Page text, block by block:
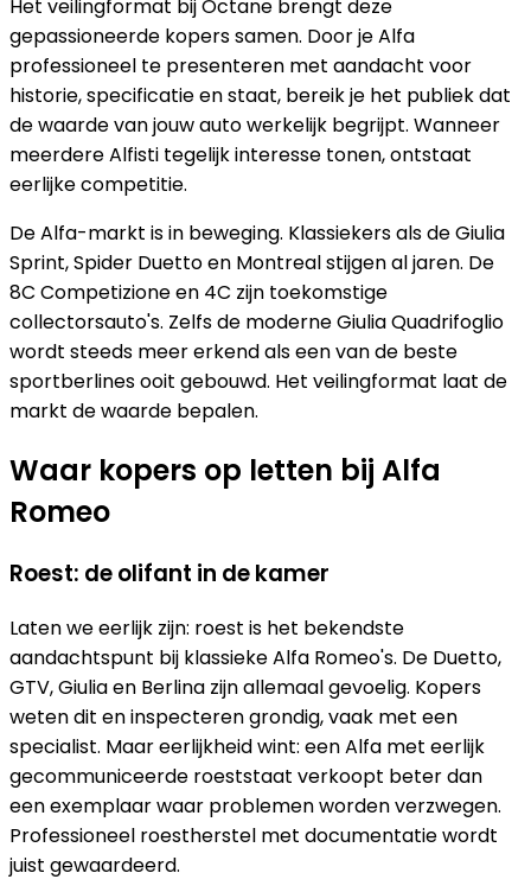
Het veilingformat bij Octane brengt deze
gepassioneerde kopers samen. Door je Alfa
professioneel te presenteren met aandacht voor
historie, specificatie en staat, bereik je het publiek dat
de waarde van jouw auto werkelijk begrijpt. Wanneer
meerdere Alfisti tegelijk interesse tonen, ontstaat
eerlijke competitie.
De Alfa-markt is in beweging. Klassiekers als de Giulia
Sprint, Spider Duetto en Montreal stijgen al jaren. De
8C Competizione en 4C zijn toekomstige
collectorsauto's. Zelfs de moderne Giulia Quadrifoglio
wordt steeds meer erkend als een van de beste
sportberlines ooit gebouwd. Het veilingformat laat de
markt de waarde bepalen.
Waar kopers op letten bij Alfa
Romeo
Roest: de olifant in de kamer
Laten we eerlijk zijn: roest is het bekendste
aandachtspunt bij klassieke Alfa Romeo's. De Duetto,
GTV, Giulia en Berlina zijn allemaal gevoelig. Kopers
weten dit en inspecteren grondig, vaak met een
specialist. Maar eerlijkheid wint: een Alfa met eerlijk
gecommuniceerde roeststaat verkoopt beter dan
een exemplaar waar problemen worden verzwegen.
Professioneel roestherstel met documentatie wordt
juist gewaardeerd.